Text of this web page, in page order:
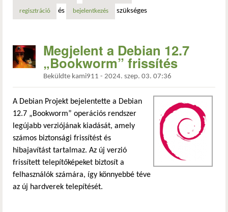
regisztráció és bejelentkezés szükséges
Megjelent a Debian 12.7
„Bookworm” frissítés
Beküldte kami911 - 2024. szep. 03. 07:36
A Debian Projekt bejelentette a Debian
12.7 „Bookworm” operációs rendszer
legújabb verziójának kiadását, amely
számos biztonsági frissítést és
hibajavítást tartalmaz. Az új verzió
frissített telepítőképeket biztosít a
felhasználók számára, így könnyebbé téve
az új hardverek telepítését.